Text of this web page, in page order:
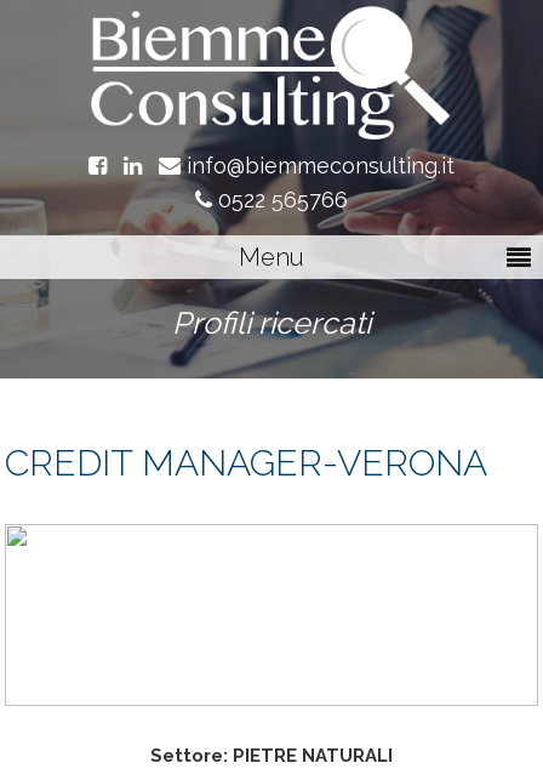
info@biemmeconsulting.it
0522 565766
Menu
Profili ricercati
CREDIT MANAGER-VERONA
Settore: PIETRE NATURALI